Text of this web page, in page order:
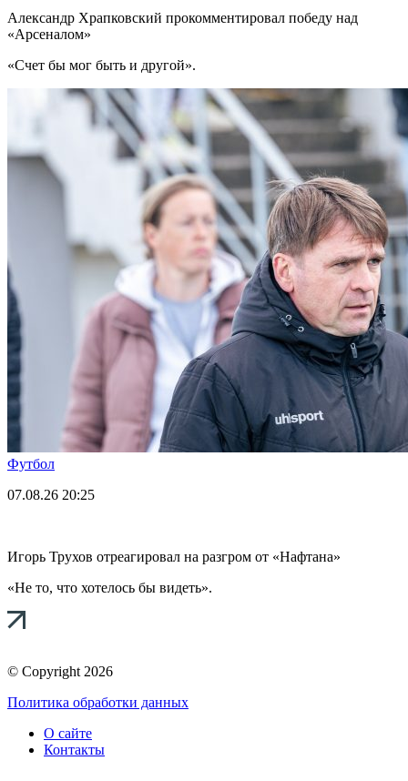
Александр Храпковский прокомментировал победу над
«Арсеналом»
«Счет бы мог быть и другой».
Футбол
07.08.26 20:25
Игорь Трухов отреагировал на разгром от «Нафтана»
«Не то, что хотелось бы видеть».
© Copyright 2026
Политика обработки данных
О сайте
Контакты